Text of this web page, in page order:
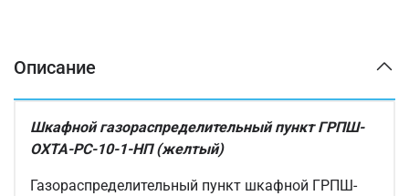
Описание
Шкафной газораспределительный пункт ГРПШ-
ОХТА-РС-10-1-НП (желтый)
Газораспределительный пункт шкафной ГРПШ-